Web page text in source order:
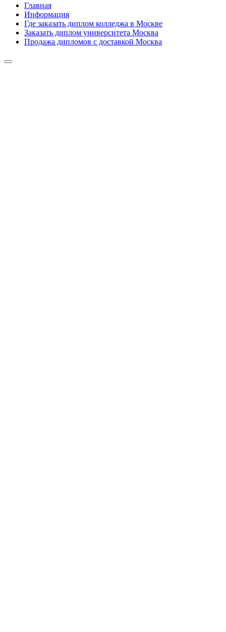
Главная
Информация
Где заказать диплом колледжа в Москве
Заказать диплом университета Москва
Продажа дипломов с доставкой Москва